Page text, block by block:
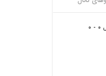
خلاصه بازی ؛ استقلال ۰ - ۰